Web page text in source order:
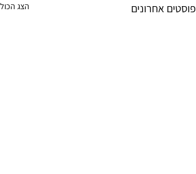
פוסטים אחרונים הצג הכול